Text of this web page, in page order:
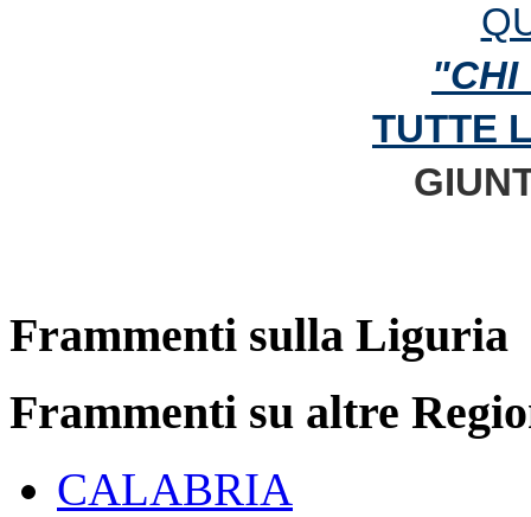
"CHI
TUTTE
Frammenti sulla Liguria
Frammenti su altre
CALABRIA